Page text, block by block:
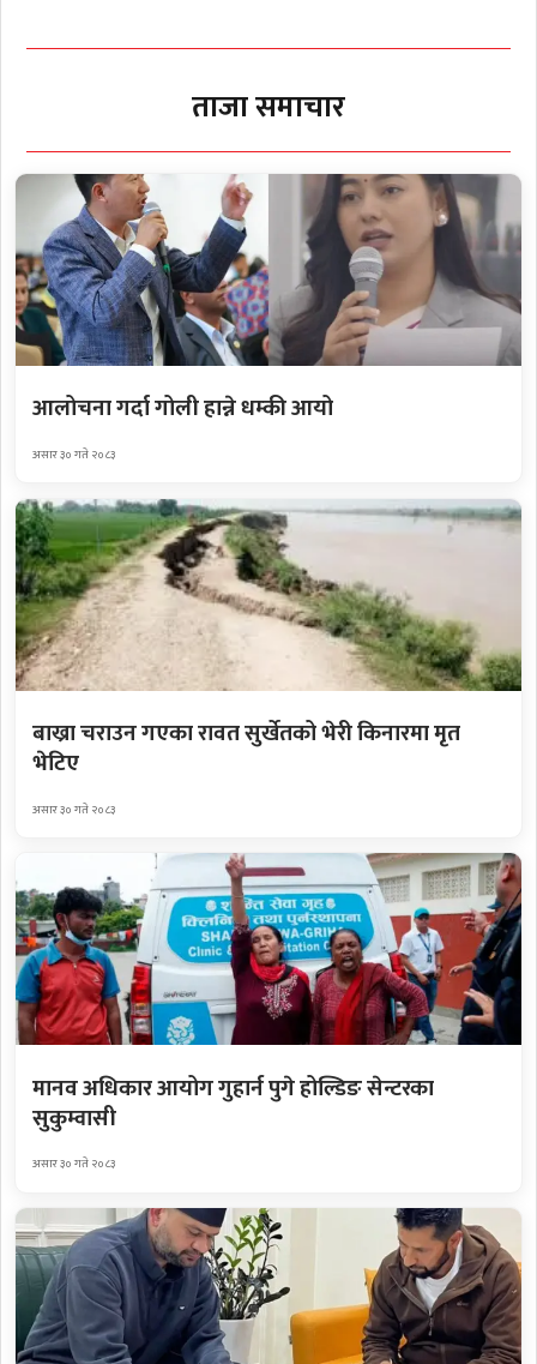
ताजा समाचार
आलोचना गर्दा गोली हान्ने धम्की आयो
असार ३० गते २०८३
बाख्रा चराउन गएका रावत सुर्खेतको भेरी किनारमा मृत
भेटिए
असार ३० गते २०८३
मानव अधिकार आयोग गुहार्न पुगे होल्डिङ सेन्टरका
सुकुम्वासी
असार ३० गते २०८३